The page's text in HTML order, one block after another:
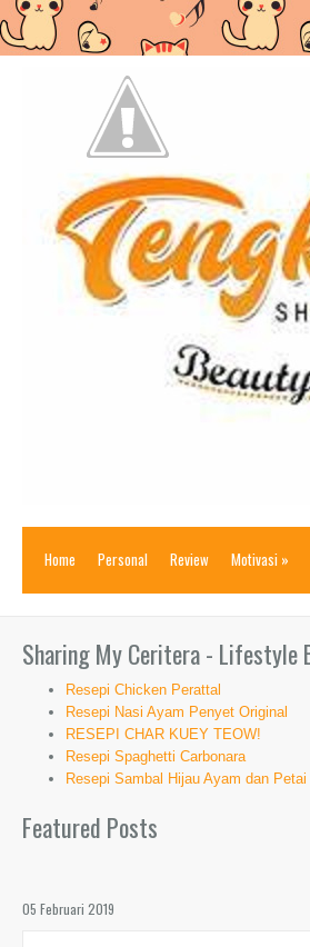
Home Personal Review Motivasi »
Sharing My Ceritera - Lifestyle
Resepi Chicken Perattal
Resepi Nasi Ayam Penyet Original
RESEPI CHAR KUEY TEOW!
Resepi Spaghetti Carbonara
Resepi Sambal Hijau Ayam dan Petai
Featured Posts
05 Februari 2019